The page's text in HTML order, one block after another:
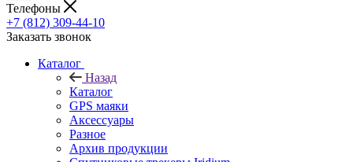
Телефоны
+7 (812) 309-44-10
Заказать звонок
Каталог
Назад
Каталог
GPS маяки
Аксессуары
Разное
Архив продукции